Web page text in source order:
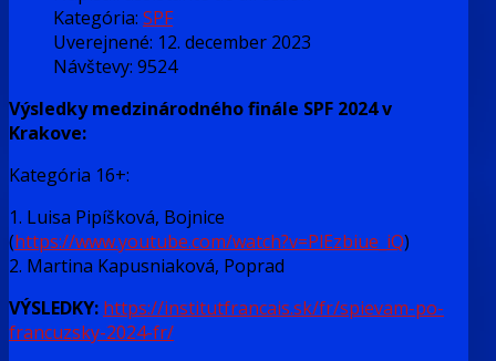
Kategória: SPF
Uverejnené: 12. december 2023
Návštevy: 9524
Výsledky medzinárodného finále SPF 2024 v
Krakove:
Kategória 16+:
1. Luisa Pipíšková, Bojnice
(https://www.youtube.com/watch?v=PlEzbiue_iQ)
2. Martina Kapusniaková, Poprad
VÝSLEDKY: https://institutfrancais.sk/fr/spievam-po-
francuzsky-2024-fr/